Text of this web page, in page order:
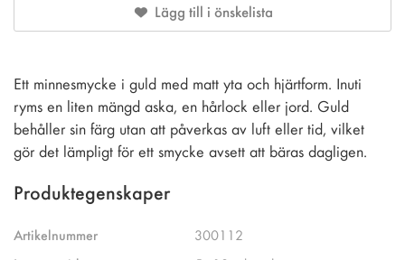
Lägg till i önskelista
Ett minnesmycke i guld med matt yta och hjärtform. Inuti
ryms en liten mängd aska, en hårlock eller jord. Guld
behåller sin färg utan att påverkas av luft eller tid, vilket
gör det lämpligt för ett smycke avsett att bäras dagligen.
Produktegenskaper
Artikelnummer
300112